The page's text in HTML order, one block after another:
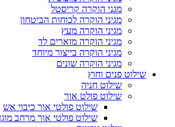
מגני הוקרה קריסטל
מגיני הוקרה לכוחות הביטחון
מגיני הוקרה מעץ
מגיני הוקרה מוארים לד
מגיני הוקרה בייצור מיוחד
מגיני הוקרה שונים
שילוט פנים וחוץ
שילוט חניה
שילוט פולט אור
שילוט פולטי אור כיבוי אש
שילוט פולטי אור מרחב